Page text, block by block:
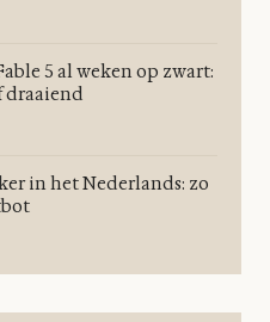
5 al weken op zwart:
draaiend
in het Nederlands: zo